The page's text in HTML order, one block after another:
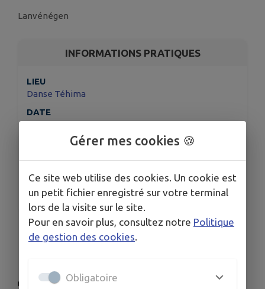
Lanvénégen
INFORMATIONS PRATIQUES
LIEU
Danse Téhima
DATE
Le mar. 9 juin
HORAIRES
ORGANISÉ PAR
Atelier-Galerie de la vieille école
📍 Salle municipale de Lanvénégen
📅 Tous les mardis, de 10h00 à 11h15
👉 Inscriptions sur place
Gérer mes cookies 🍪
Ce site web utilise des cookies. Un cookie est
un petit fichier enregistré sur votre terminal
lors de la visite sur le site.
Pour en savoir plus, consultez notre Politique
de gestion des cookies.
Obligatoire